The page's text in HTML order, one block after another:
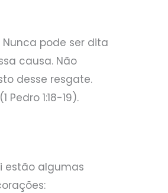
Nunca pode ser dita
causa. Não
desse resgate.
1:18-19).
estão algumas